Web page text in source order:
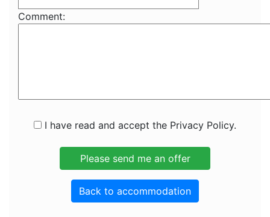
Comment:
I have read and accept the Privacy Policy.
Back to accommodation